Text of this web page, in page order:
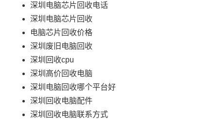
深圳电脑芯片回收电话
深圳电脑芯片回收
电脑芯片回收价格
深圳废旧电脑回收
深圳回收cpu
深圳高价回收电脑
深圳电脑回收哪个平台好
深圳回收电脑配件
深圳回收电脑联系方式